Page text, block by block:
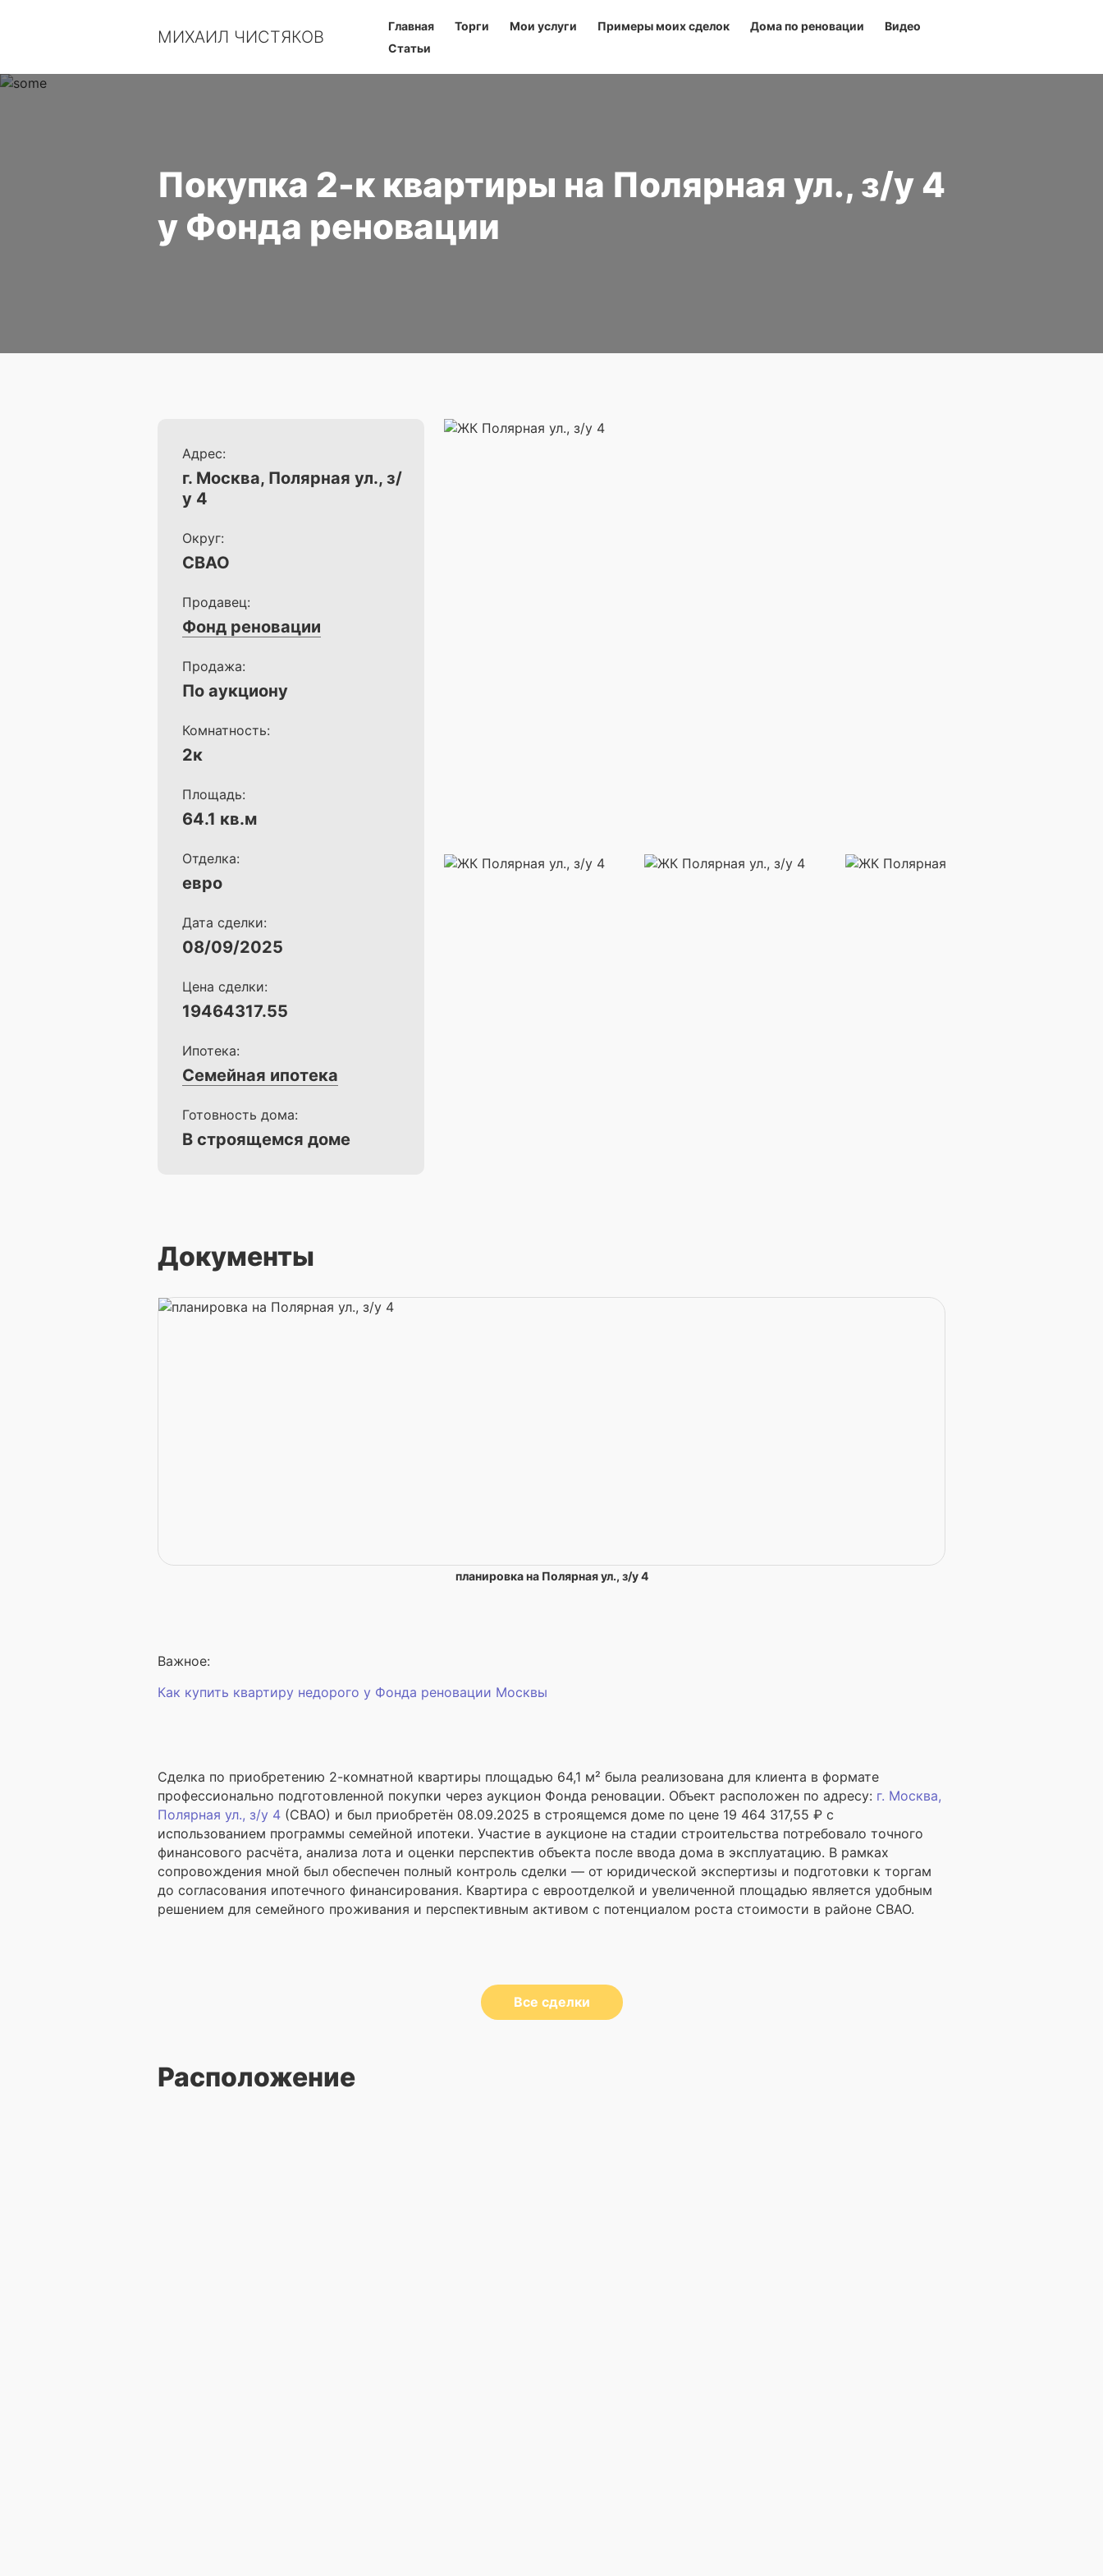
МИХАИЛ ЧИСТЯКОВ
Главная Торги Мои услуги Примеры моих сделок Дома по реновации
Видео
Статьи
Покупка 2-к квартиры на Полярная ул., з/у 4
у Фонда реновации
Адрес:
г. Москва, Полярная ул., з/
у 4
Округ:
СВАО
Продавец:
Фонд реновации
Продажа:
По аукциону
Комнатность:
2к
Площадь:
64.1 кв.м
Отделка:
евро
Дата сделки:
08/09/2025
Цена сделки:
19464317.55
Ипотека:
Семейная ипотека
Готовность дома:
В строящемся доме
Документы
планировка на Полярная ул., з/у 4
Важное:
Как купить квартиру недорого у Фонда реновации Москвы
Сделка по приобретению 2-комнатной квартиры площадью 64,1 м² была реализована для клиента в формате
профессионально подготовленной покупки через аукцион Фонда реновации. Объект расположен по адресу: г. Москва,
Полярная ул., з/у 4 (СВАО) и был приобретён 08.09.2025 в строящемся доме по цене 19 464 317,55 ₽ с
использованием программы семейной ипотеки. Участие в аукционе на стадии строительства потребовало точного
финансового расчёта, анализа лота и оценки перспектив объекта после ввода дома в эксплуатацию. В рамках
сопровождения мной был обеспечен полный контроль сделки — от юридической экспертизы и подготовки к торгам
до согласования ипотечного финансирования. Квартира с евроотделкой и увеличенной площадью является удобным
решением для семейного проживания и перспективным активом с потенциалом роста стоимости в районе СВАО.
Все сделки
Расположение